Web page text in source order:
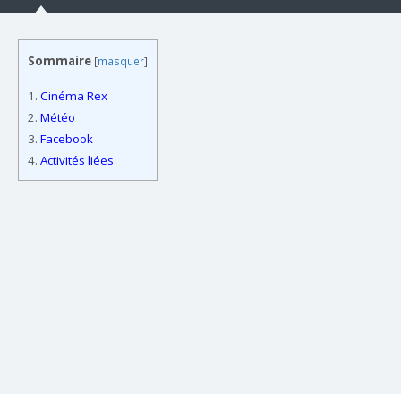
Sommaire [masquer]
1. Cinéma Rex
2. Météo
3. Facebook
4. Activités liées